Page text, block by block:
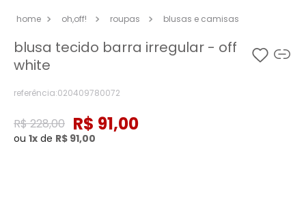
oh,off! roupas blusas e camisas
blusa tecido barra irregular - off
white
referência:020409780072
R$228,00 R$ 91,00
ou 1 de R$ 91,00